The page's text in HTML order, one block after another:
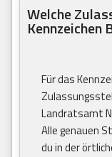
Welche
Kennzeichen
Für das
Landratsamt
Alle genauen
du in der